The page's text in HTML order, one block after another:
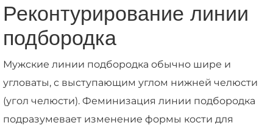
Реконтурирование линии
подбородка
Мужские линии подбородка обычно шире и
угловаты, с выступающим углом нижней челюсти
(угол челюсти). Феминизация линии подбородка
подразумевает изменение формы кости для